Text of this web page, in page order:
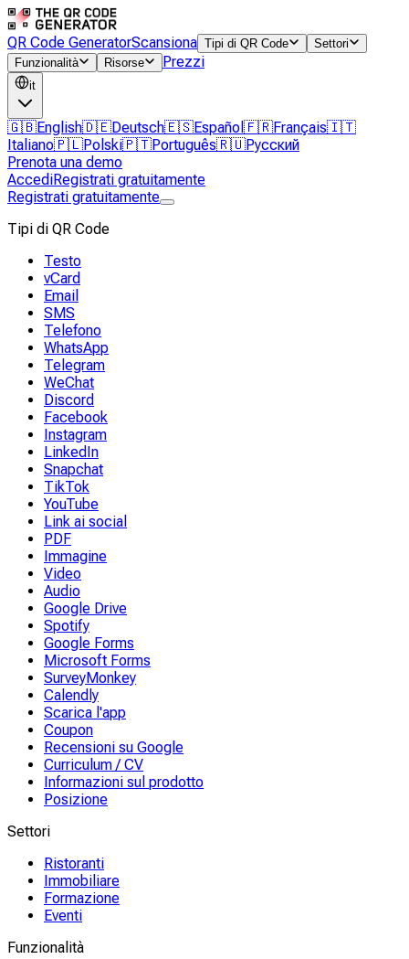
QR Code GeneratorScansiona Tipi di QR Code
Settori
Funzionalità
Risorse Prezzi
it
🇬🇧English🇩🇪Deutsch🇪🇸Español 🇫🇷Français🇮🇹
Italiano🇵🇱Polski🇵🇹Português🇷🇺Русский
Prenota una demo
AccediRegistrati gratuitamente
Registrati gratuitamente
Tipi di QR Code
Testo
vCard
Email
SMS
Telefono
WhatsApp
Telegram
WeChat
Discord
Facebook
Instagram
LinkedIn
Snapchat
TikTok
YouTube
Link ai social
PDF
Immagine
Video
Audio
Google Drive
Spotify
Google Forms
Microsoft Forms
SurveyMonkey
Calendly
Scarica l'app
Coupon
Recensioni su Google
Curriculum / CV
Informazioni sul prodotto
Posizione
Settori
Ristoranti
Immobiliare
Formazione
Eventi
Funzionalità